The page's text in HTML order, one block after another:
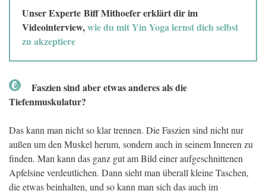
Unser Experte Biff Mithoefer erklärt dir im
Videointerview,wie du mit Yin Yoga lernst dich selbst
zu akzeptiere
Faszien sind aber etwas anderes als die
Tiefenmuskulatur?
Das kann man nicht so klar trennen. Die Faszien sind nicht nur
außen um den Muskel herum, sondern auch in seinem Inneren zu
finden. Man kann das ganz gut am Bild einer aufgeschnittenen
Apfelsine verdeutlichen. Dann sieht man überall kleine Taschen,
die etwas beinhalten, und so kann man sich das auch im